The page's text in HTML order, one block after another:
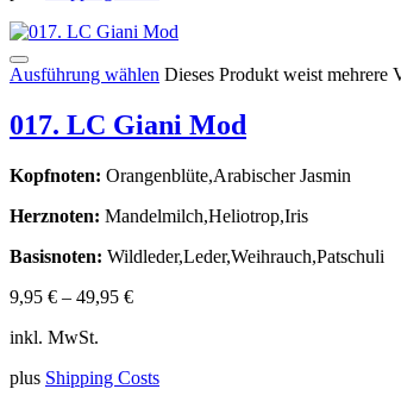
Ausführung wählen Dieses Produkt weist mehrere
017. LC Giani Mod
Kopfnoten: Orangenblüte,Arabischer Jasmin
Herznoten: Mandelmilch,Heliotrop,Iris
Basisnoten: Wildleder,Leder,Weihrauch,Patschuli
9,95 € – 49,95 €
inkl. MwSt.
plus Shipping Costs